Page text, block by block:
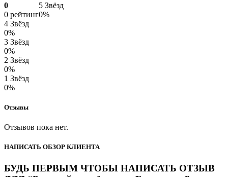
0
0 рейтинг
5 Звёзд
0%
4 Звёзд
0%
3 Звёзд
0%
2 Звёзд
0%
1 Звёзд
0%
Отзывы
Отзывов пока нет.
НАПИСАТЬ ОБЗОР КЛИЕНТА
БУДЬ ПЕРВЫМ ЧТОБЫ НАПИСАТЬ ОТЗЫВ